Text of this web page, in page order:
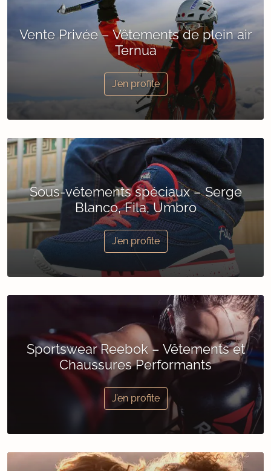
Vente Privée – Vêtements de plein air
Ternua
J’en profite
Sous-vêtements spéciaux – Serge
Blanco, Fila, Umbro
J’en profite
Sportswear Reebok – Vêtements et
Chaussures Performants
J’en profite